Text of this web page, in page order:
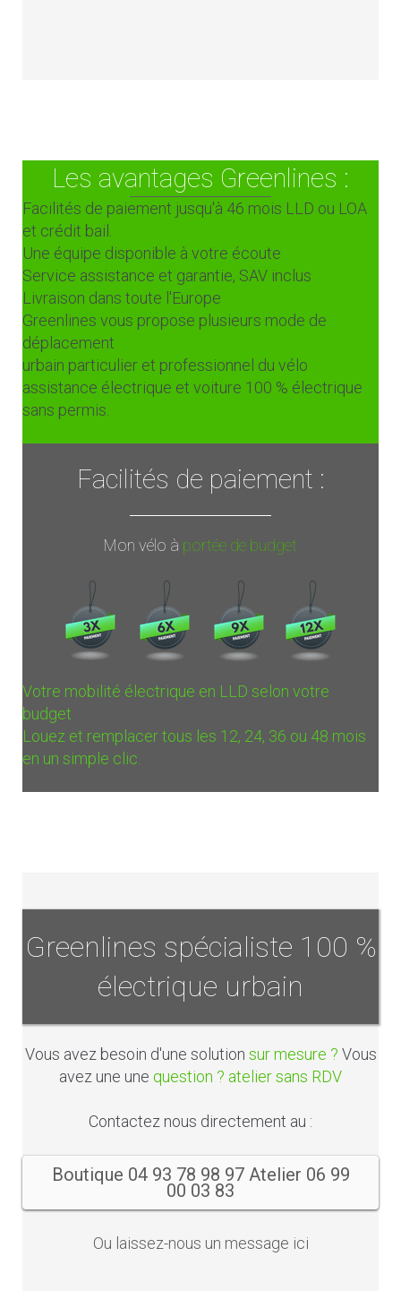
Les avantages Greenlines :
Facilités de paiement jusqu'à 46 mois LLD ou LOA
et crédit bail.
Une équipe disponible à votre écoute
Service assistance et garantie, SAV inclus
Livraison dans toute l'Europe
Greenlines vous propose plusieurs mode de
déplacement
urbain particulier et professionnel du vélo
assistance électrique et voiture 100 % électrique
sans permis.
Facilités de paiement :
Mon vélo à portée de budget
Votre mobilité électrique en LLD selon votre
budget
Louez et remplacer tous les 12, 24, 36 ou 48 mois
en un simple clic.
Greenlines spécialiste 100 %
électrique urbain
Vous avez besoin d'une solution sur mesure ? Vous
avez une une question ? atelier sans RDV
Contactez nous directement au :
Boutique 04 93 78 98 97 Atelier 06 99
00 03 83
Ou laissez-nous un message ici